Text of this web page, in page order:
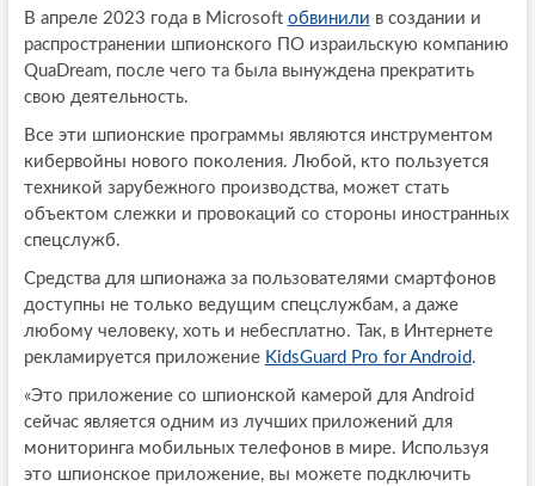
В апреле 2023 года в Microsoft обвинили в создании и
распространении шпионского ПО израильскую компанию
QuaDream, после чего та была вынуждена прекратить
свою деятельность.
Все эти шпионские программы являются инструментом
кибервойны нового поколения. Любой, кто пользуется
техникой зарубежного производства, может стать
объектом слежки и провокаций со стороны иностранных
спецслужб.
Средства для шпионажа за пользователями смартфонов
доступны не только ведущим спецслужбам, а даже
любому человеку, хоть и небесплатно. Так, в Интернете
рекламируется приложение KidsGuard Pro for Android.
«Это приложение со шпионской камерой для Android
сейчас является одним из лучших приложений для
мониторинга мобильных телефонов в мире. Используя
это шпионское приложение, вы можете подключить